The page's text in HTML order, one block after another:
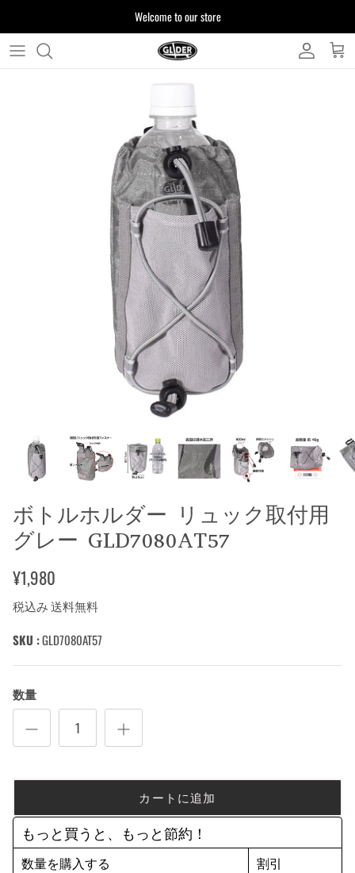
ッ
Welcome to our store
よくある質問
お客様からいただいたご質問をまとめており
ます
注文について 製品について
ボトルホルダー リュック取付用
グレー GLD7080AT57
¥1,980
税込み 送料無料
SKU :GLD7080AT57
数量
カートに追加
もっと買うと、もっと節約！
数量を購入する 割引